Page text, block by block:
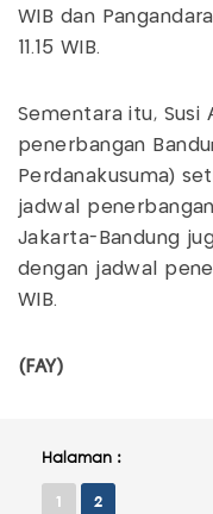
WIB dan
11.15 WIB.
Sementara itu, Susi
penerbangan
Perdanakusuma)
jadwal penerbangan
Jakarta-Bandung
dengan jadwal
WIB.
(FAY)
Halaman :
1 2